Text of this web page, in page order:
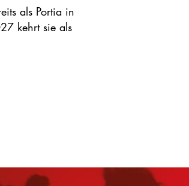
als Portia in
kehrt sie als